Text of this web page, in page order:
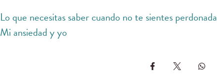
Lo que necesitas saber cuando no te sientes perdonada
Mi ansiedad y yo